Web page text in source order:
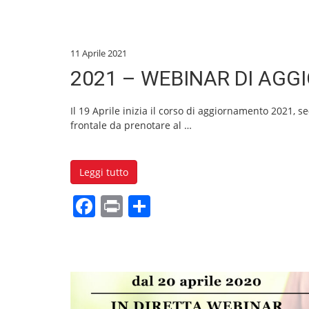
e
b
o
o
k
vi
di
11 Aprile 2021
2021 – WEBINAR DI
Il 19 Aprile inizia il corso di aggiornamento 2021,
frontale da prenotare al …
Leggi tutto
F
b
Pr
di
vi